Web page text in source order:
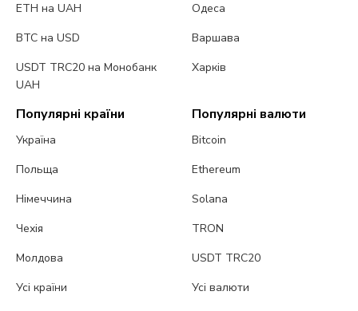
ETH на UAH
BTC на USD
USDT TRC20 на Монобанк
UAH
Одеса
Варшава
Харків
Популярні країни
Україна
Польща
Німеччина
Чехія
Молдова
Усі країни
Популярні валюти
Bitcoin
Ethereum
Solana
TRON
USDT TRC20
Усі валюти